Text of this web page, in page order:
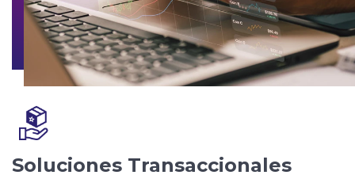
Soluciones Transaccionales